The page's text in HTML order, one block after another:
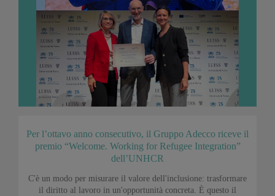
Per l’ottavo anno consecutivo, il Gruppo Adecco riceve il
premio “Welcome. Working for Refugee Integration”
dell’UNHCR
C'è un modo per misurare il valore dell'inclusione: trasformare
il diritto al lavoro in un'opportunità concreta. È questo il